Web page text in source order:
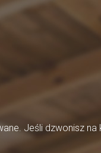
Jeśli dzwonisz